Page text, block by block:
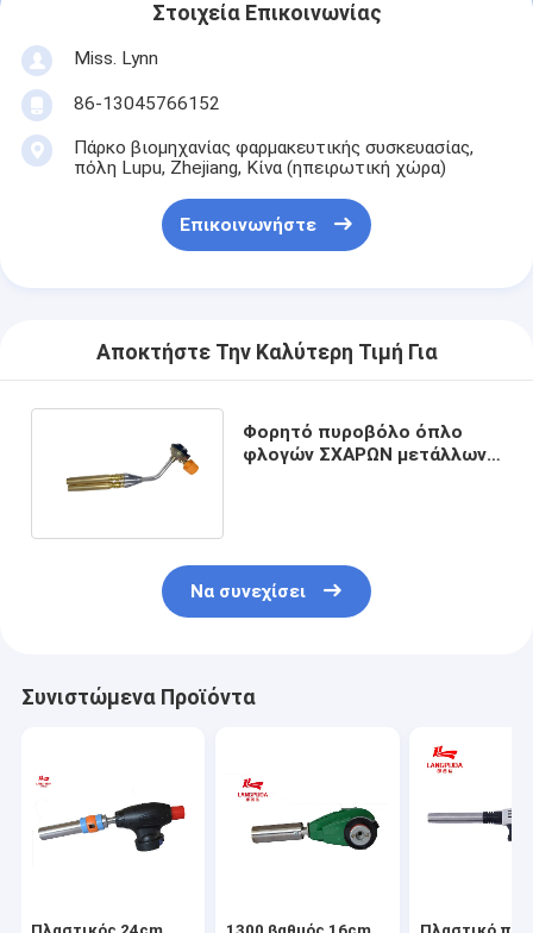
Στοιχεία Επικοινωνίας
Miss. Lynn
86-13045766152
Πάρκο βιομηχανίας φαρμακευτικής συσκευασίας,
πόλη Lupu, Zhejiang, Κίνα (ηπειρωτική χώρα)
Επικοινωνήστε
Αποκτήστε Την Καλύτερη Τιμή Για
Φορητό πυροβόλο όπλο
φλογών ΣΧΑΡΩΝ μετάλλων,
Να συνεχίσει
Συνιστώμενα Προϊόντα